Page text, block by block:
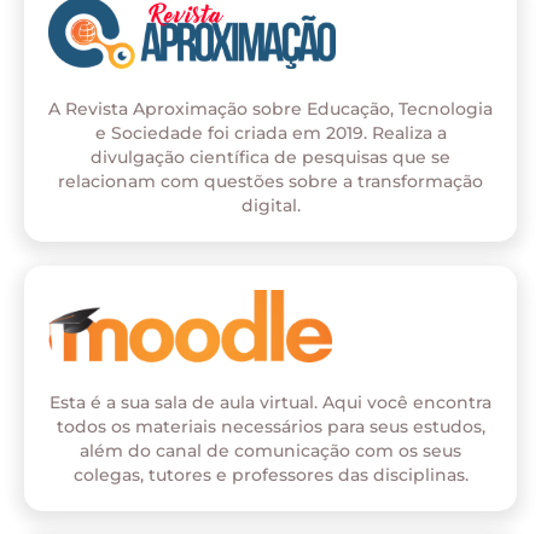
A Revista Aproximação sobre Educação, Tecnologia
e Sociedade foi criada em 2019. Realiza a
divulgação científica de pesquisas que se
relacionam com questões sobre a transformação
digital.
Esta é a sua sala de aula virtual. Aqui você encontra
todos os materiais necessários para seus estudos,
além do canal de comunicação com os seus
colegas, tutores e professores das disciplinas.